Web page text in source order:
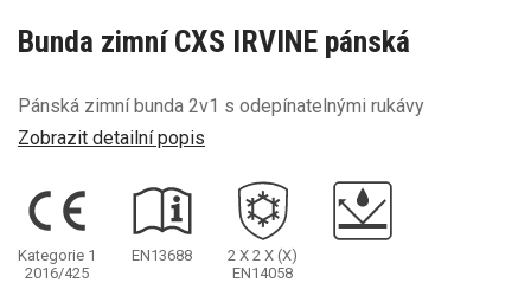
Bunda zimní CXS IRVINE pánská
Pánská zimní bunda 2v1 s odepínatelnými rukávy
Zobrazit detailní popis
Kategorie 1
2016/425
EN13688 2 X 2 X (X)
EN14058